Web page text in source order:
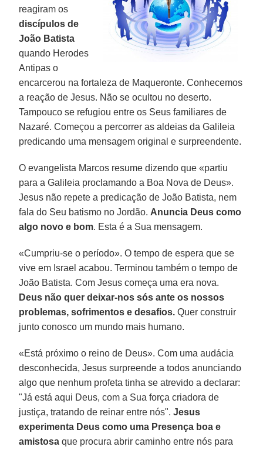
reagiram os
discípulos de
João Batista
quando Herodes
Antipas o
encarcerou na fortaleza de Maqueronte. Conhecemos
a reação de Jesus. Não se ocultou no deserto.
Tampouco se refugiou entre os Seus familiares de
Nazaré. Começou a percorrer as aldeias da Galileia
predicando uma mensagem original e surpreendente.
O evangelista Marcos resume dizendo que «partiu
para a Galileia proclamando a Boa Nova de Deus».
Jesus não repete a predicação de João Batista, nem
fala do Seu batismo no Jordão. Anuncia Deus como
algo novo e bom. Esta é a Sua mensagem.
«Cumpriu-se o período». O tempo de espera que se
vive em Israel acabou. Terminou também o tempo de
João Batista. Com Jesus começa uma era nova.
Deus não quer deixar-nos sós ante os nossos
problemas, sofrimentos e desafios. Quer construir
junto conosco um mundo mais humano.
«Está próximo o reino de Deus». Com uma audácia
desconhecida, Jesus surpreende a todos anunciando
algo que nenhum profeta tinha se atrevido a declarar:
"Já está aqui Deus, com a Sua força criadora de
justiça, tratando de reinar entre nós".Jesus
experimenta Deus como uma Presença boa e
amistosa que procura abrir caminho entre nós para